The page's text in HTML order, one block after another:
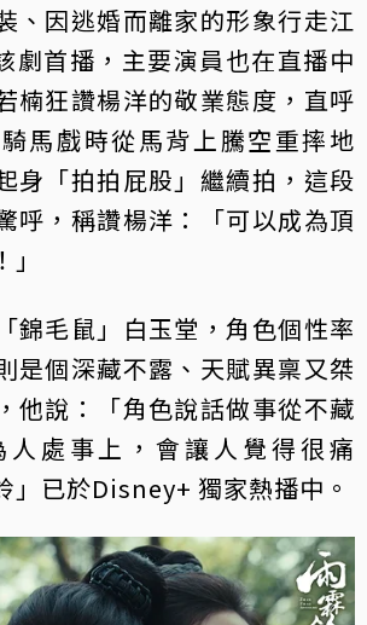
、因逃婚而離家的形象行走江
劇首播，主要演員也在直播中
楠狂讚楊洋的敬業態度，直呼
馬戲時從馬背上騰空重摔地
身「拍拍屁股」繼續拍，這段
呼，稱讚楊洋：「可以成為頂
錦毛鼠」白玉堂，角色個性率
是個深藏不露、天賦異稟又桀
他說：「角色說話做事從不藏
人處事上，會讓人覺得很痛
」已於Disney+ 獨家熱播中。